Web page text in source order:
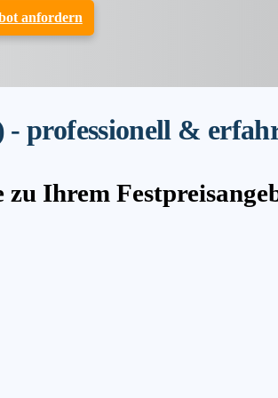
anfordern
professionell &
zu Ihrem